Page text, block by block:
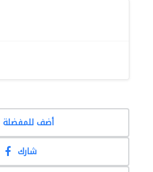
أضف للمفضلة
شارك